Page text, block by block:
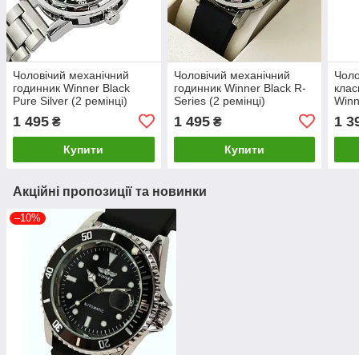
Чоловічий механічний
годинник Winner Black
Pure Silver (2 ремінці)
1 495 ₴
Купити
Чоловічий механічний
годинник Winner Black R-
Series (2 ремінці)
1 495₴
Купити
1
Акційні пропозиції та новинки
–10%